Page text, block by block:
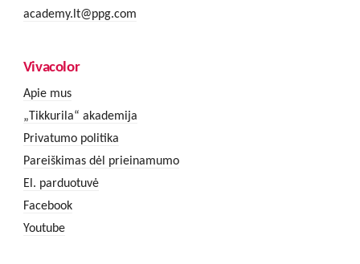
academy.lt@ppg.com
Vivacolor
Apie mus
„Tikkurila“ akademija
Privatumo politika
Pareiškimas dėl prieinamumo
El. parduotuvė
Facebook
Youtube